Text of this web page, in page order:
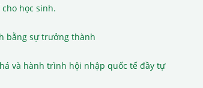
học sinh.
bằng sự trưởng thành
và hành trình hội nhập quốc tế đầy tự